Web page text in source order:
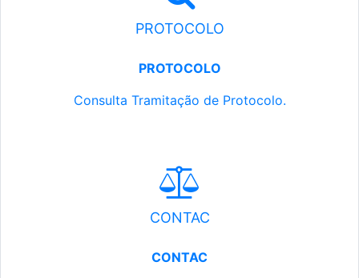
PROTOCOLO
PROTOCOLO
Consulta Tramitação de Protocolo.
CONTAC
CONTAC